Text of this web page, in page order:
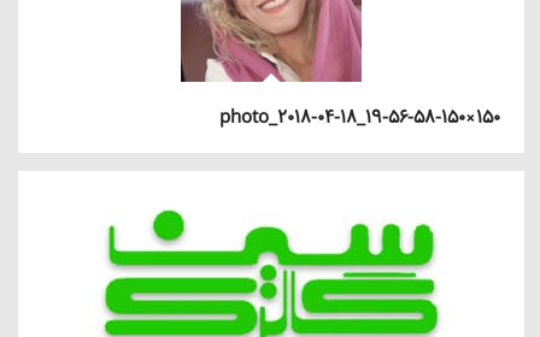
photo_2018-04-18_19-56-58-150×150